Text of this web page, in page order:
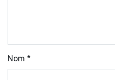
Nom *